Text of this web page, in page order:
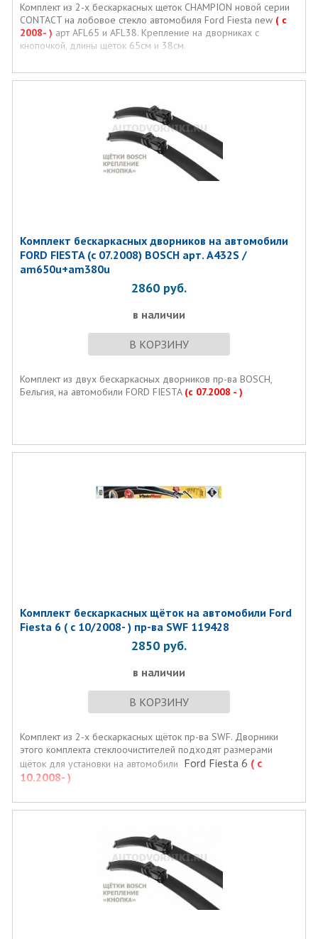
Комплект из 2-х бескаркасных щеток CHAMPION новой серии
CONTACT на лобовое стекло автомобиля Ford Fiesta new ( с
2008- ) арт AFL65 и AFL38. Крепление на дворниках с
кнопочкой, длины щеток 65см и 38см.
Комплект бескаркаcных дворников на автомобили
FORD FIESTA (с 07.2008) BOSCH арт. A432S /
am650u+am380u
2860 руб.
в наличии
В КОРЗИНУ
Комплект из двух бескаркаcных дворников пр-ва BOSCH,
Бельгия, на автомобили FORD FIESTA (с 07.2008 - )
Комплект бескаркасных щёток на автомобили Ford
Fiesta 6 ( с 10/2008- ) пр-ва SWF 119428
2850 руб.
в наличии
В КОРЗИНУ
Комплект из 2-х бескаркасных щёток пр-ва SWF. Дворники
этого комплекта стеклоочистителей подходят размерами
щёток для установки на автомобили Ford Fiesta 6 ( с
10.2008- )